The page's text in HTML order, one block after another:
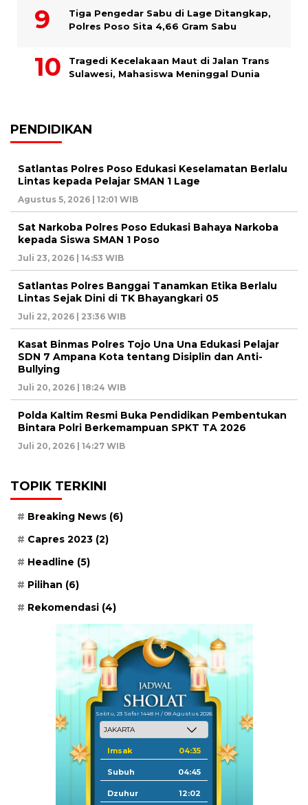
Tiga Pengedar Sabu di Lage Ditangkap,
Polres Poso Sita 4,66 Gram Sabu
Tragedi Kecelakaan Maut di Jalan Trans
Sulawesi, Mahasiswa Meninggal Dunia
PENDIDIKAN
Satlantas Polres Poso Edukasi Keselamatan Berlalu
Lintas kepada Pelajar SMAN 1 Lage
Agustus 5, 2026 | 12:01 WIB
Sat Narkoba Polres Poso Edukasi Bahaya Narkoba
kepada Siswa SMAN 1 Poso
Juli 23, 2026 | 14:53 WIB
Satlantas Polres Banggai Tanamkan Etika Berlalu
Lintas Sejak Dini di TK Bhayangkari 05
Juli 22, 2026 | 23:36 WIB
Kasat Binmas Polres Tojo Una Una Edukasi Pelajar
SDN 7 Ampana Kota tentang Disiplin dan Anti-
Bullying
Juli 20, 2026 | 18:24 WIB
Polda Kaltim Resmi Buka Pendidikan Pembentukan
Bintara Polri Berkemampuan SPKT TA 2026
Juli 20, 2026 | 14:27 WIB
TOPIK TERKINI
Breaking News (6)
Capres 2023 (2)
Headline (5)
Pilihan (6)
Rekomendasi (4)
Sabtu, 23 Safar 1448 H / 08 Agustus 2026
Imsak 04:35
Subuh 04:45
Dzuhur 12:02